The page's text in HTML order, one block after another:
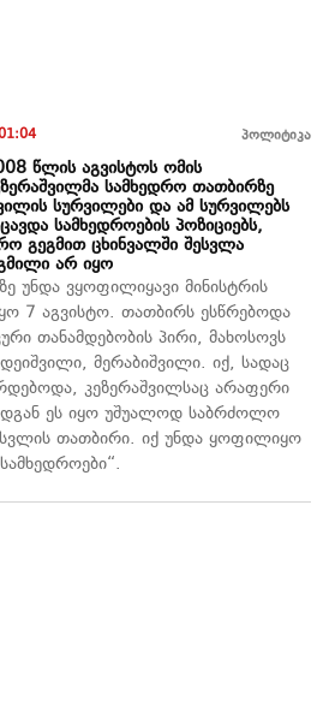
პოლიტიკა
წლის აგვისტოს ომის
სამხედრო თათბირზე
სურვილები და ამ სურვილებს
სამხედროების პოზიციებს,
გეგმით ცხინვალში შესვლა
არ იყო
უნდა ვყოფილიყავი მინისტრის
7 აგვისტო. თათბირს ესწრებოდა
თანამდებობის პირი, მახოსოვს
მერაბიშვილი. იქ, სადაც
კეზერაშვილსაც არაფერი
ეს იყო უშუალოდ საბრძოლო
თათბირი. იქ უნდა ყოფილიყო